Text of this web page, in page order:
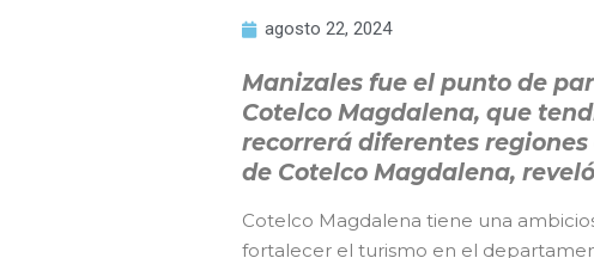
agosto 22, 2024
Manizales fue el punto de
Cotelco Magdalena, que
recorrerá diferentes
de Cotelco Magdalena,
Cotelco Magdalena tiene una
fortalecer el turismo en el